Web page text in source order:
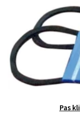
Pas